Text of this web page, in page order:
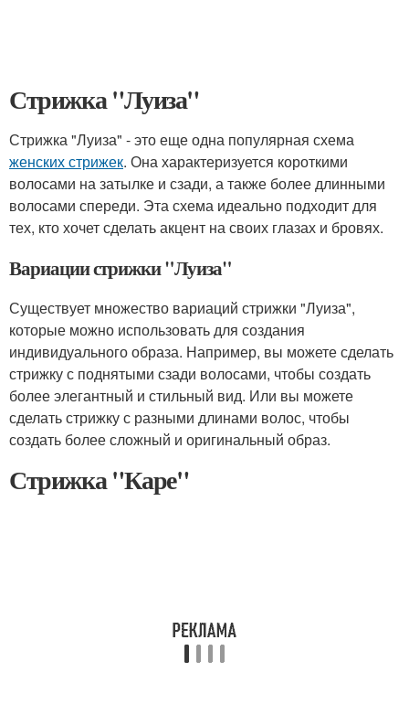
Стрижка "Луиза"
Стрижка "Луиза" - это еще одна популярная схема
женских стрижек. Она характеризуется короткими
волосами на затылке и сзади, а также более длинными
волосами спереди. Эта схема идеально подходит для
тех, кто хочет сделать акцент на своих глазах и бровях.
Вариации стрижки "Луиза"
Существует множество вариаций стрижки "Луиза",
которые можно использовать для создания
индивидуального образа. Например, вы можете сделать
стрижку с поднятыми сзади волосами, чтобы создать
более элегантный и стильный вид. Или вы можете
сделать стрижку с разными длинами волос, чтобы
создать более сложный и оригинальный образ.
Стрижка "Каре"